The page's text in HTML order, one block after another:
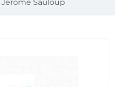
Sauloup